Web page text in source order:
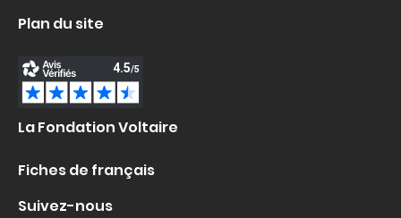
Plan du site
La Fondation Voltaire
Fiches de français
Suivez-nous